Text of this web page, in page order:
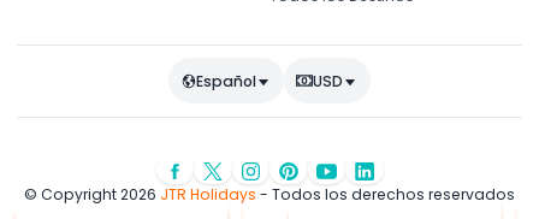
Español USD
© Copyright 2026 JTR Holidays - Todos los derechos reservados